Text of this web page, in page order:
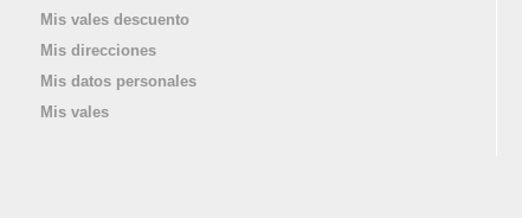
Mis vales descuento
Mis direcciones
Mis datos personales
Mis vales